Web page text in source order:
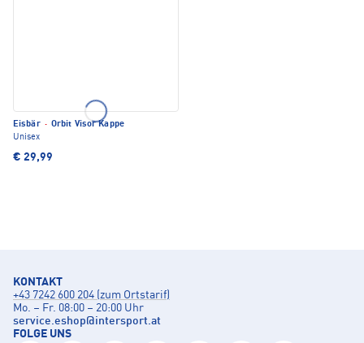
Eisbär · Orbit Visor Kappe
Unisex
€ 29,99
KONTAKT
+43 7242 600 204 (zum Ortstarif)
Mo. – Fr. 08:00 – 20:00 Uhr
service.eshop@intersport.at
FOLGE UNS